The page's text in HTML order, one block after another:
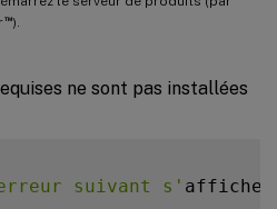
™).
ne sont pas installées
suivant s' affiche